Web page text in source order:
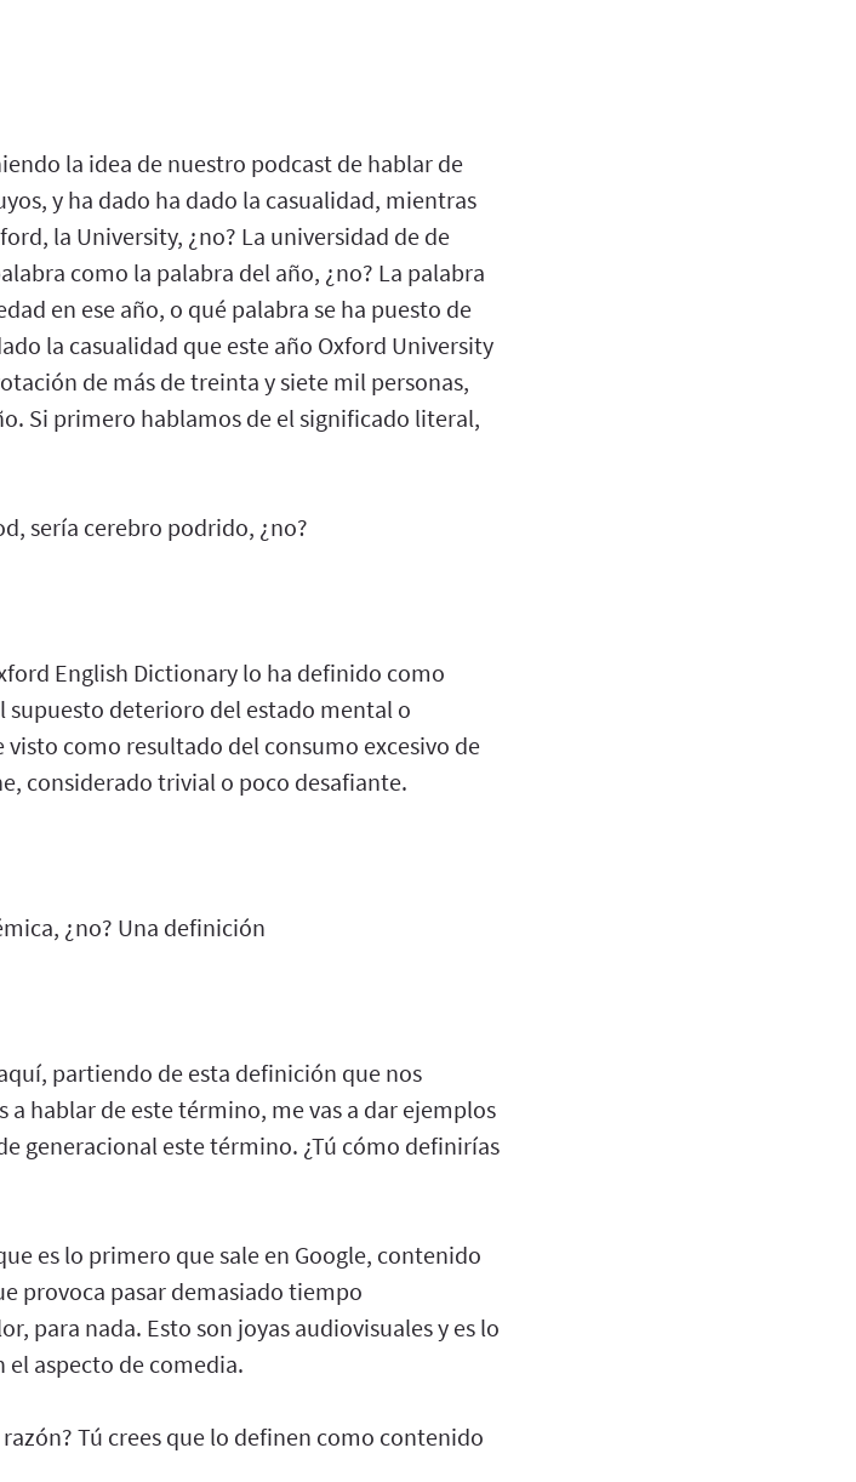
la idea de nuestro podcast de hablar de
y ha dado ha dado la casualidad, mientras
la University, ¿no? La universidad de de
como la palabra del año, ¿no? La palabra
en ese año, o qué palabra se ha puesto de
la casualidad que este año Oxford University
de más de treinta y siete mil personas,
Si primero hablamos de el significado literal,
sería cerebro podrido, ¿no?
English Dictionary lo ha definido como
deterioro del estado mental o
como resultado del consumo excesivo de
considerado trivial o poco desafiante.
¿no? Una definición
partiendo de esta definición que nos
hablar de este término, me vas a dar ejemplos
generacional este término. ¿Tú cómo definirías
es lo primero que sale en Google, contenido
provoca pasar demasiado tiempo
para nada. Esto son joyas audiovisuales y es lo
aspecto de comedia.
Tú crees que lo definen como contenido